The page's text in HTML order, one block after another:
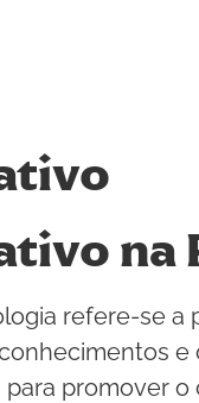
na
refere-se
promover